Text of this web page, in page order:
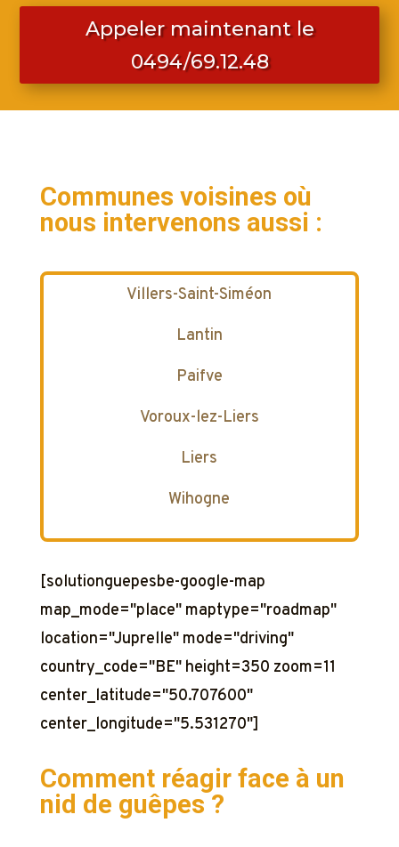
Appeler maintenant le
0494/69.12.48
Communes voisines où
nous intervenons aussi :
Villers-Saint-Siméon
Lantin
Paifve
Voroux-lez-Liers
Liers
Wihogne
[solutionguepesbe-google-map
map_mode="place" maptype="roadmap"
location="Juprelle" mode="driving"
country_code="BE" height=350 zoom=11
center_latitude="50.707600"
center_longitude="5.531270"]
Comment réagir face à un
nid de guêpes ?